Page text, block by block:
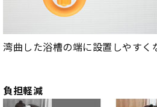
湾曲した浴槽の端に設置しやすく
負担軽減